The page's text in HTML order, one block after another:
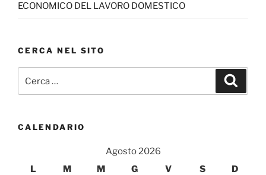
ECONOMICO DEL LAVORO DOMESTICO
CERCA NEL SITO
CALENDARIO
Agosto 2026
L
M M G V S D